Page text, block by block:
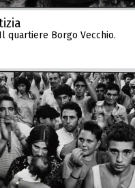
quartiere Borgo Vecchio.